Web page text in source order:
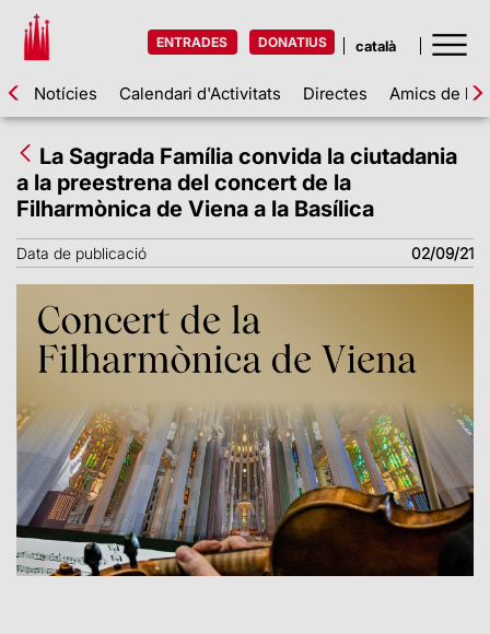
ENTRADES DONATIUS
Notícies Calendari d'Activitats Directes Amics de la
La Sagrada Família convida la ciutadania
a la preestrena del concert de la
Filharmònica de Viena a la Basílica
Data de publicació 02/09/21